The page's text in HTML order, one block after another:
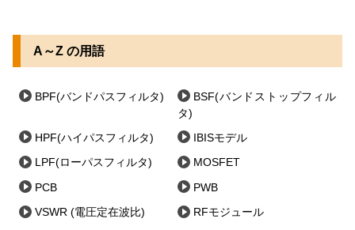
A～Z の用語
BPF(バンドパスフィルタ)
BSF(バンドストップフィル
タ)
HPF(ハイパスフィルタ) IBISモデル
LPF(ローパスフィルタ) MOSFET
PCB PWB
VSWR (電圧定在波比) RFモジュール